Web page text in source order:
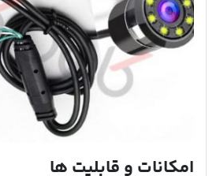
امکانات و قابلیت ها